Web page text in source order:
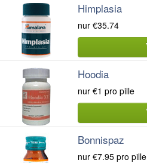
Himplasia
nur €35.74
Hoodia
nur €1 pro pille
Bonnispaz
nur €7.95 pro pille